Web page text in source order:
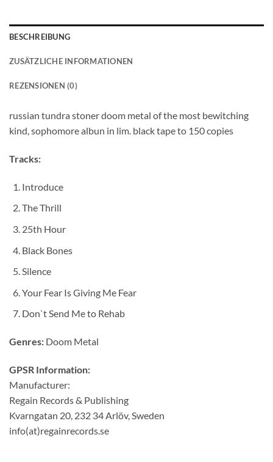
BESCHREIBUNG
ZUSÄTZLICHE INFORMATIONEN
REZENSIONEN (0)
russian tundra stoner doom metal of the most bewitching
kind, sophomore albun in lim. black tape to 150 copies
Tracks:
Introduce
The Thrill
25th Hour
Black Bones
Silence
Your Fear Is Giving Me Fear
Don`t Send Me to Rehab
Genres: Doom Metal
GPSR Information:
Manufacturer:
Regain Records & Publishing
Kvarngatan 20, 232 34 Arlöv, Sweden
info(at)regainrecords.se